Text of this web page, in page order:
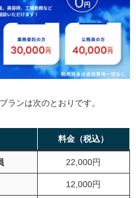
ランは次のとおりです。
料金（税込）
22,000円
12,000円